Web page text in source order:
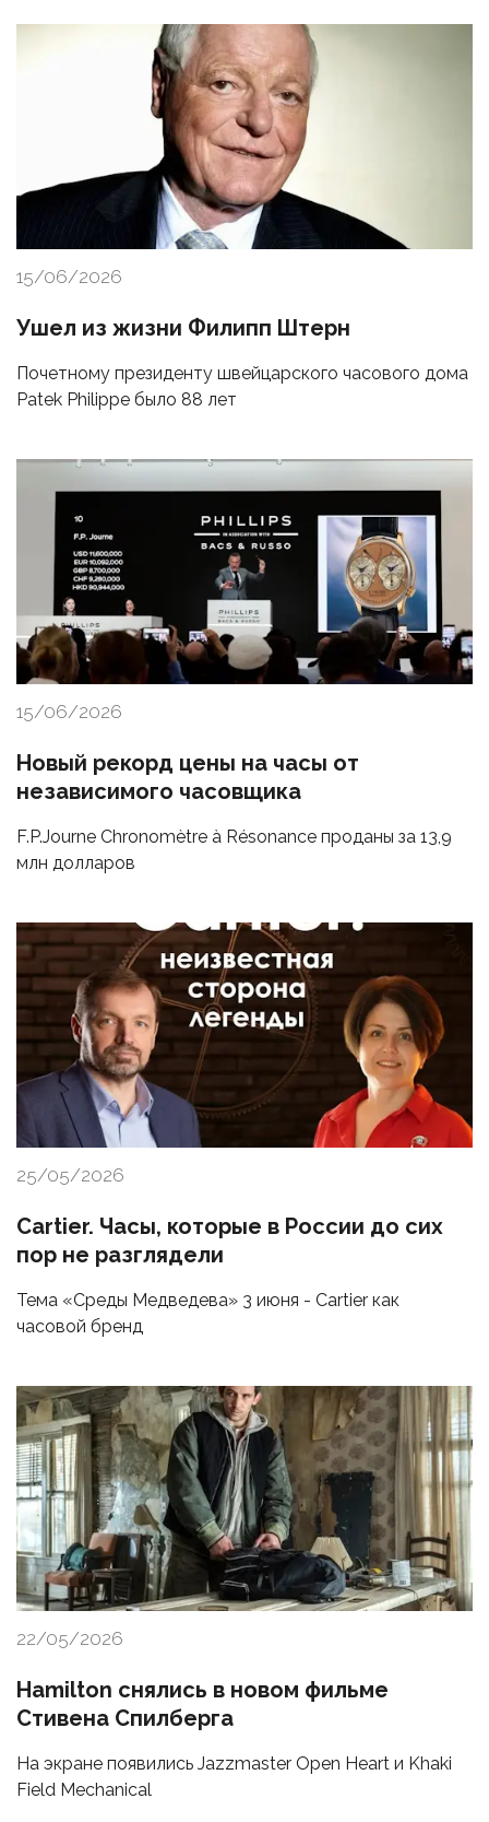
15/06/2026
Ушел из жизни Филипп Штерн
Почетному президенту швейцарского часового дома
Patek Philippe было 88 лет
15/06/2026
Новый рекорд цены на часы от
независимого часовщика
F.P.Journe Chronomètre à Résonance проданы за 13,9
млн долларов
25/05/2026
Cartier. Часы, которые в России до сих
пор не разглядели
Тема «Среды Медведева» 3 июня - Cartier как
часовой бренд
22/05/2026
Hamilton снялись в новом фильме
Стивена Спилберга
На экране появились Jazzmaster Open Heart и Khaki
Field Mechanical